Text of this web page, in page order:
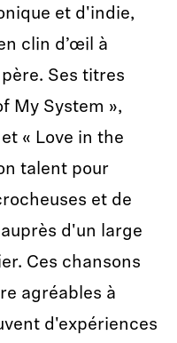
et d'indie,
clin d’œil à
Ses titres
My System »,
« Love in the
talent pour
et de
d'un large
Ces chansons
agréables à
d'expériences